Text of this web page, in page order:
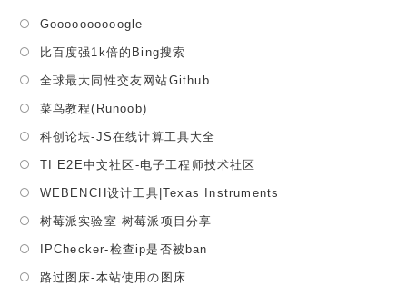
Goooooooooogle
new
tab
比百度强1k倍的Bing搜索
tab
全球最大同性交友网站GithubOpens
new
tab
菜鸟教程(Runoob)
a
new
tab
科创论坛-JS在线计算工具大全
a
new
TI E2E中文社区-电子工程师技术社区
WEBENCH设计工具|Texas Instruments
树莓派实验室-树莓派项目分享
IPChecker-检查ip是否被ban
路过图床-本站使用の图床